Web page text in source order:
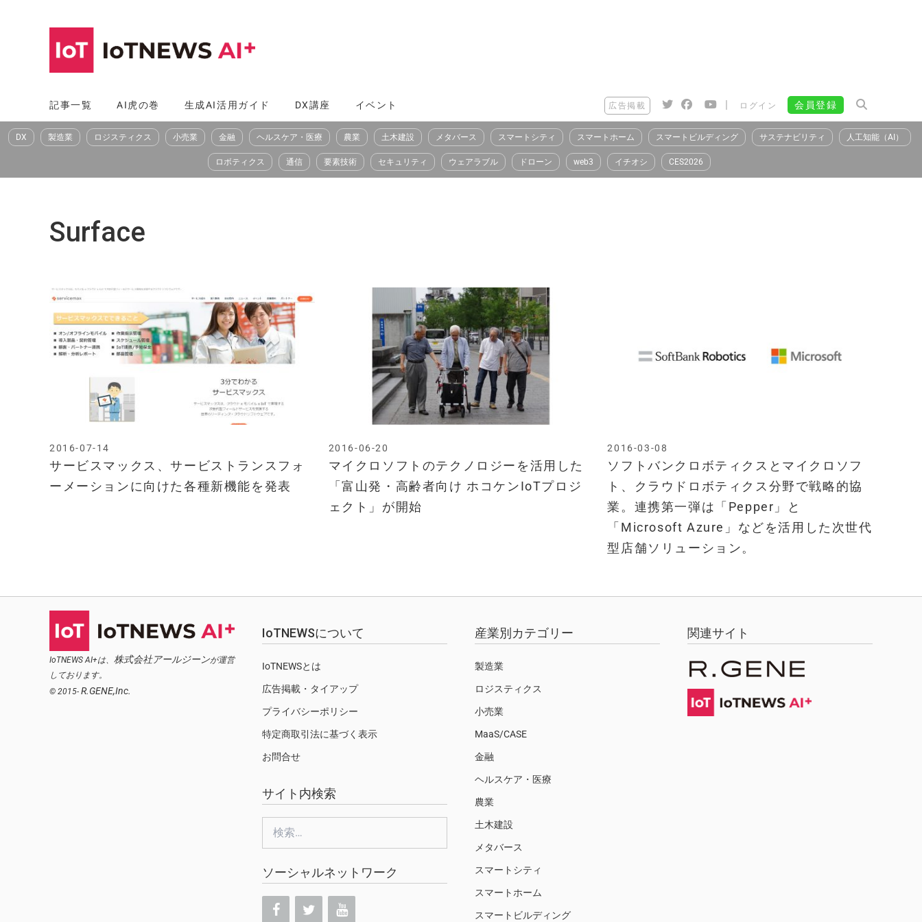
へ
ス
記事一覧 AI虎の巻 生成AI活用ガイド DX講座 イベント 広告掲載 | ログイン 会員登録
DX 製造業 ロジスティクス 小売業 金融 ヘルスケア・医療 農業 土木建設 メタバース スマートシティ スマートホーム スマートビルディング サステナビリティ 人工知能（AI）
ロボティクス 通信 要素技術 セキュリティ ウェアラブル ドローン web3 イチオシ CES2026
Surface
サービスマックス、サービストランスフォ
ーメーションに向けた各種新機能を発表
2016-07-14
マイクロソフトのテクノロジーを活用した
「富山発・高齢者向け ホコケンIoTプロジ
ェクト」が開始
2016-06-20
ソフトバンクロボティクスとマイクロソフ
ト、クラウドロボティクス分野で戦略的協
業。連携第一弾は「Pepper」と
「Microsoft Azure」などを活用した次世代
型店舗ソリューション。
2016-03-08
IoTNEWS AI+は、 株式会社アールジーンが運営
しております。
© 2015- R.GENE,Inc.
IoTNEWSについて
IoTNEWSとは
広告掲載・タイアップ
プライバシーポリシー
特定商取引法に基づく表示
お問合せ
サイト内検索
ソーシャルネットワーク
産業別カテゴリー
製造業
ロジスティクス
小売業
MaaS/CASE
金融
ヘルスケア・医療
農業
土木建設
メタバース
スマートシティ
スマートホーム
スマートビルディング
関連サイト